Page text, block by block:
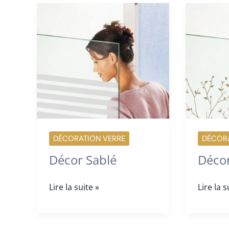
DÉCORATION VERRE
Décor Sablé
Décor
Lire la suite »
Décor
Lire la